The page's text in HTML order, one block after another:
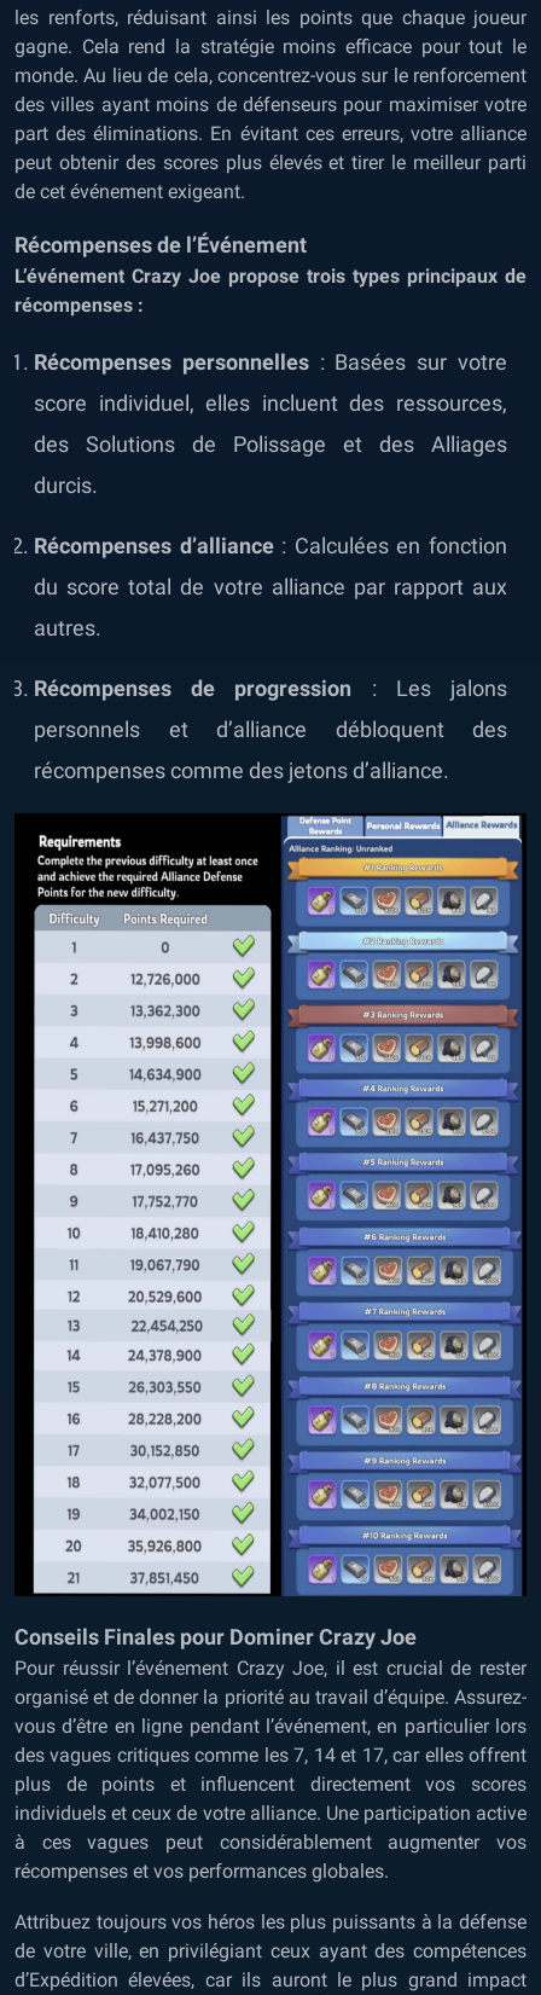
les renforts, réduisant ainsi les points que chaque joueur
gagne. Cela rend la stratégie moins efficace pour tout le
monde. Au lieu de cela, concentrez-vous sur le renforcement
des villes ayant moins de défenseurs pour maximiser votre
part des éliminations. En évitant ces erreurs, votre alliance
peut obtenir des scores plus élevés et tirer le meilleur parti
de cet événement exigeant.
Récompenses de l’Événement
L’événement Crazy Joe propose trois types principaux de
récompenses :
Récompenses personnelles: Basées sur votre
score individuel, elles incluent des ressources,
des Solutions de Polissage et des Alliages
durcis.
Récompenses d’alliance: Calculées en fonction
du score total de votre alliance par rapport aux
autres.
Récompenses de progression : Les jalons
personnels et d’alliance débloquent des
récompenses comme des jetons d’alliance.
Conseils Finales pour Dominer Crazy Joe
Pour réussir l’événement Crazy Joe, il est crucial de rester
organisé et de donner la priorité au travail d’équipe. Assurez-
vous d’être en ligne pendant l’événement, en particulier lors
des vagues critiques comme les 7, 14 et 17, car elles offrent
plus de points et influencent directement vos scores
individuels et ceux de votre alliance. Une participation active
à ces vagues peut considérablement augmenter vos
récompenses et vos performances globales.
Attribuez toujours vos héros les plus puissants à la défense
de votre ville, en privilégiant ceux ayant des compétences
d’Expédition élevées, car ils auront le plus grand impact